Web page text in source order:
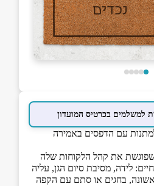
עם הדפסים באמירה
שפוגשת את קהל הלקוחות שלה
לידה, מסיבת סיום הגן, עליה
בחגים או סתם עם הקפה